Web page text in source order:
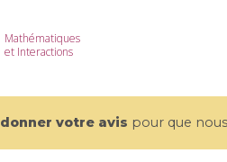
Mathématiques
et Interactions
donner votre avis pour que